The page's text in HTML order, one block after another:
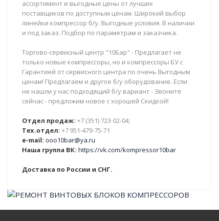
ассортимент и выгодные цены от лучших
поставщиков по доступным ценам. Широкий выбор
линейки компрессор б/у. Выгодные условия. В наличии
и под заказ. Подбор по параметрам и заказчика.
Торгово-сервисный центр "10Бар" - Предлагает не
только новые компрессоры, но и компрессоры БУ с
Гарантией от сервисного центра по очень Выгодным
ценам! Предлагаем и другое б/у оборудование. Если
не нашли у нас подходящий б/у вариант - Звоните
сейчас - предложим новое с хорошей Скидкой!
Отдел продаж: +7 (351) 723-02-04;
Тех.отдел: +7 951-479-75-71
e-mail: ooo10bar@ya.ru
Наша группа ВК: https://vk.com/kompressor10bar
Доставка по России и СНГ.